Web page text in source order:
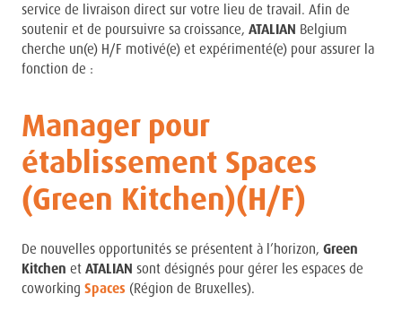
service de livraison direct sur votre lieu de travail. Afin de
soutenir et de poursuivre sa croissance, ATALIAN Belgium
cherche un(e) H/F motivé(e) et expérimenté(e) pour assurer la
fonction de :
Manager pour
établissement Spaces
(Green Kitchen)(H/F)
De nouvelles opportunités se présentent à l’horizon, Green
Kitchen et ATALIAN sont désignés pour gérer les espaces de
coworking Spaces (Région de Bruxelles).